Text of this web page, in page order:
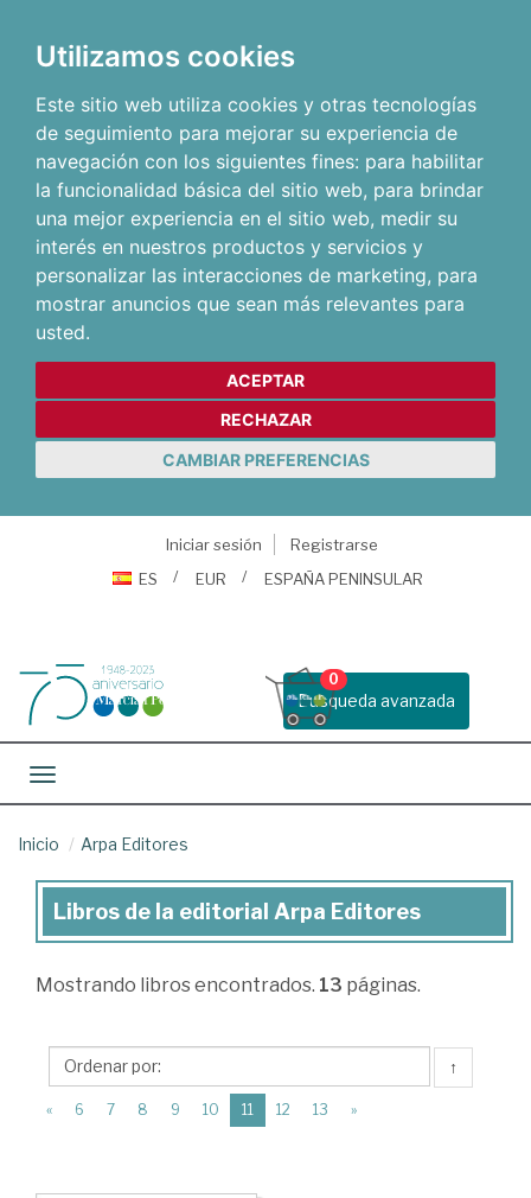
Utilizamos cookies
Este sitio web utiliza cookies y otras tecnologías
de seguimiento para mejorar su experiencia de
navegación con los siguientes fines: para habilitar
la funcionalidad básica del sitio web, para brindar
una mejor experiencia en el sitio web, medir su
interés en nuestros productos y servicios y
personalizar las interacciones de marketing, para
mostrar anuncios que sean más relevantes para
usted.
ACEPTAR
RECHAZAR
CAMBIAR PREFERENCIAS
Iniciar sesión
Registrarse
ES
EUR ESPAÑA PENINSULAR
Busqueda avanzada
0
Toggle navigation
Inicio Arpa Editores
Libros
la
Arpa
Editores
Libros de la editorial Arpa Editores
Mostrando libros encontrados. 13 páginas.
↑
« 6 7 8 9 10 11 (current)
12 13 »